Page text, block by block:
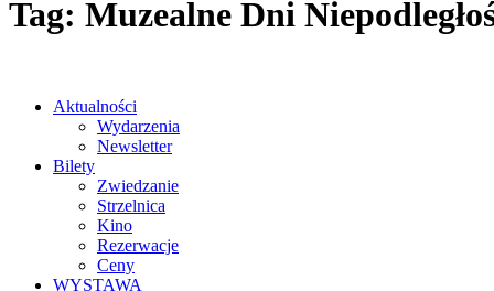
Tag: Muzealne Dni
Aktualności
Wydarzenia
Newsletter
Bilety
Zwiedzanie
Strzelnica
Kino
Rezerwacje
Ceny
WYSTAWA